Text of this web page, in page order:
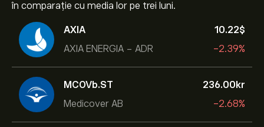
în comparație cu media lor pe trei luni.
AXIA
AXIA ENERGIA - ADR
10.22‎$‎
-2.39%
MCOVb.ST
Medicover AB
236.00‎kr‎
-2.68%